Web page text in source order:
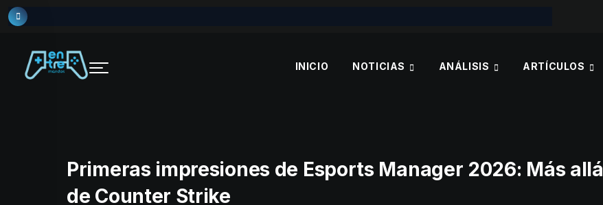
Skip
to
INICIO NOTICIAS ANÁLISIS ARTÍCULOS
Primeras impresiones de Esports Manager 2026: Más allá
de Counter Strike